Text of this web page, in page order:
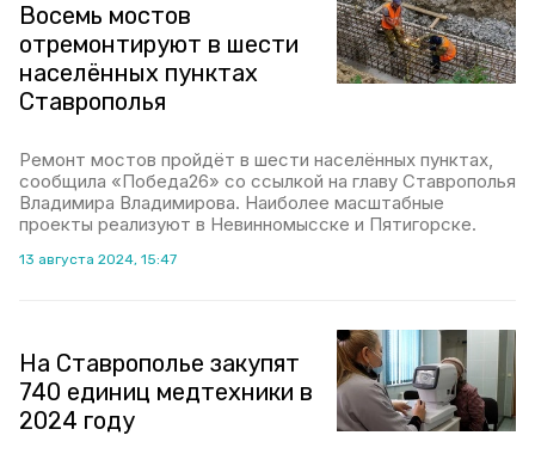
Восемь мостов
отремонтируют в шести
населённых пунктах
Ставрополья
Ремонт мостов пройдёт в шести населённых пунктах,
сообщила «Победа26» со ссылкой на главу Ставрополья
Владимира Владимирова. Наиболее масштабные
проекты реализуют в Невинномысске и Пятигорске.
13 августа 2024, 15:47
На Ставрополье закупят
740 единиц медтехники в
2024 году